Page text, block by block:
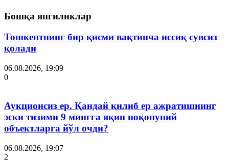
Бошқа янгиликлар
Тошкентнинг бир қисми вақтинча иссиқ сувсиз
қолади
06.08.2026, 19:09
0
Аукционсиз ер. Қандай қилиб ер ажратишнинг
эски тизими 9 мингга яқин ноқонуний
объектларга йўл очди?
06.08.2026, 19:07
2